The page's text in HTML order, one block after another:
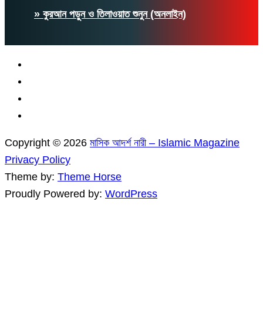
» কুরআন পড়ুন ও তিলাওয়াত শুনুন (অনলাইন)
Copyright © 2026 মাসিক আদর্শ নারী – Islamic Magazine
Privacy Policy
Theme by: Theme Horse
Proudly Powered by: WordPress